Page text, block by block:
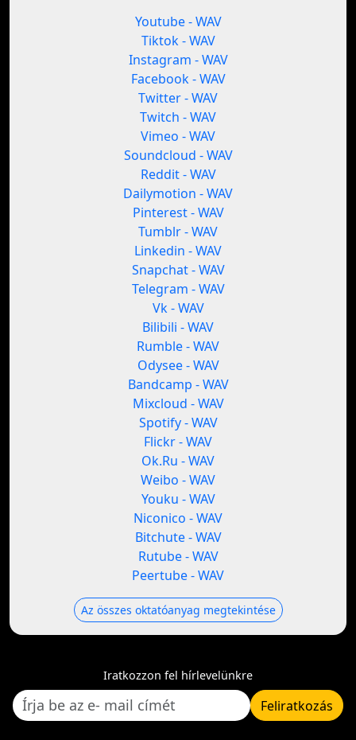
Youtube - WAV
Tiktok - WAV
Instagram - WAV
Facebook - WAV
Twitter - WAV
Twitch - WAV
Vimeo - WAV
Soundcloud - WAV
Reddit - WAV
Dailymotion - WAV
Pinterest - WAV
Tumblr - WAV
Linkedin - WAV
Snapchat - WAV
Telegram - WAV
Vk - WAV
Bilibili - WAV
Rumble - WAV
Odysee - WAV
Bandcamp - WAV
Mixcloud - WAV
Spotify - WAV
Flickr - WAV
Ok.Ru - WAV
Weibo - WAV
Youku - WAV
Niconico - WAV
Bitchute - WAV
Rutube - WAV
Peertube - WAV
Az összes oktatóanyag megtekintése
Iratkozzon fel hírlevelünkre
Feliratkozás